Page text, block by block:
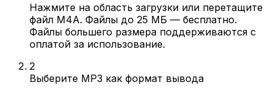
Нажмите на область загрузки или перетащите
файл M4A. Файлы до 25 МБ — бесплатно.
Файлы большего размера поддерживаются с
оплатой за использование.
2
Выберите MP3 как формат вывода